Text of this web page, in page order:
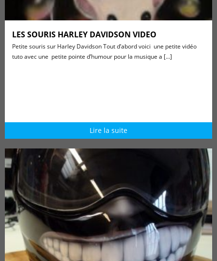
LES SOURIS HARLEY DAVIDSON VIDEO
Petite souris sur Harley Davidson Tout d’abord voici une petite vidéo
tuto avec une petite pointe d’humour pour la musique a [...]
Lire la suite